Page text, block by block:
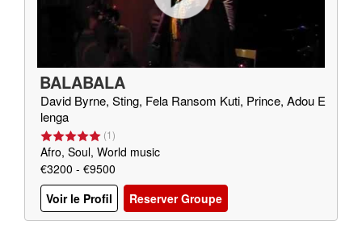
BALABALA
David Byrne, Sting, Fela Ransom Kuti, Prince, Adou E
lenga
(1)
Afro, Soul, World music
€3200 - €9500
Voir le Profil
Reserver Groupe